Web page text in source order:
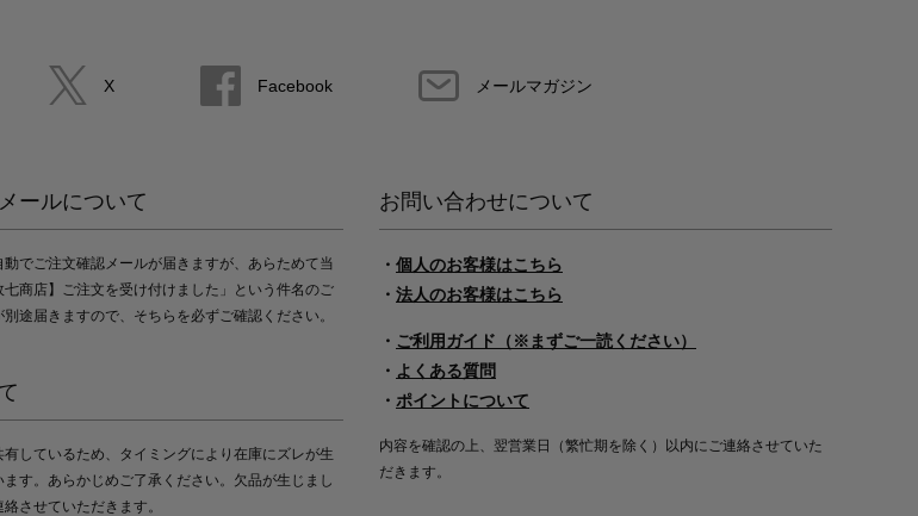
X Facebook メールマガジン
ールについて
動でご注文確認メールが届きますが、あらためて当
七商店】ご注文を受け付けました」という件名のご
途届きますので、そちらを必ずご確認ください。
しているため、タイミングにより在庫にズレが生
ます。あらかじめご了承ください。欠品が生じまし
させていただきます。
お問い合わせについて
・ 個人のお客様はこちら
・ 法人のお客様はこちら
・ ご利用ガイド（※まずご一読ください）
・ よくある質問
・ ポイントについて
内容を確認の上、翌営業日（繁忙期を除く）以内にご連絡させていた
だきます。